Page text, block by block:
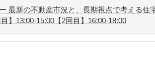
最新の不動産市況と、長期視点で考える住
】13:00-15:00【2回目】16:00-18:00